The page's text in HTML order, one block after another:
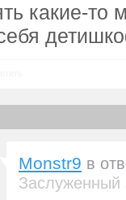
какие-то
Monstr9 в
Заслуженный